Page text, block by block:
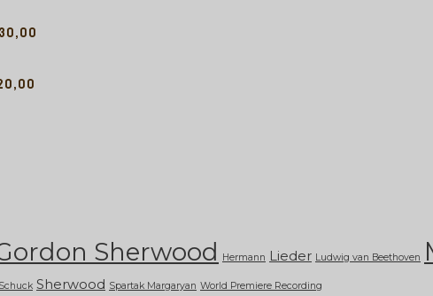
30,00
Sherwood Hermann Lieder Ludwig van Beethoven
Schuck Sherwood Spartak Margaryan World Premiere Recording